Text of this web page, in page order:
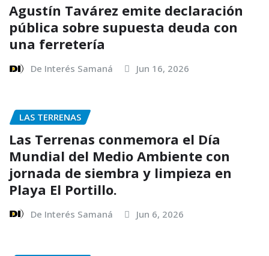
Agustín Tavárez emite declaración
pública sobre supuesta deuda con
una ferretería
De Interés Samaná Jun 16, 2026
LAS TERRENAS
Las Terrenas conmemora el Día
Mundial del Medio Ambiente con
jornada de siembra y limpieza en
Playa El Portillo.
De Interés Samaná Jun 6, 2026